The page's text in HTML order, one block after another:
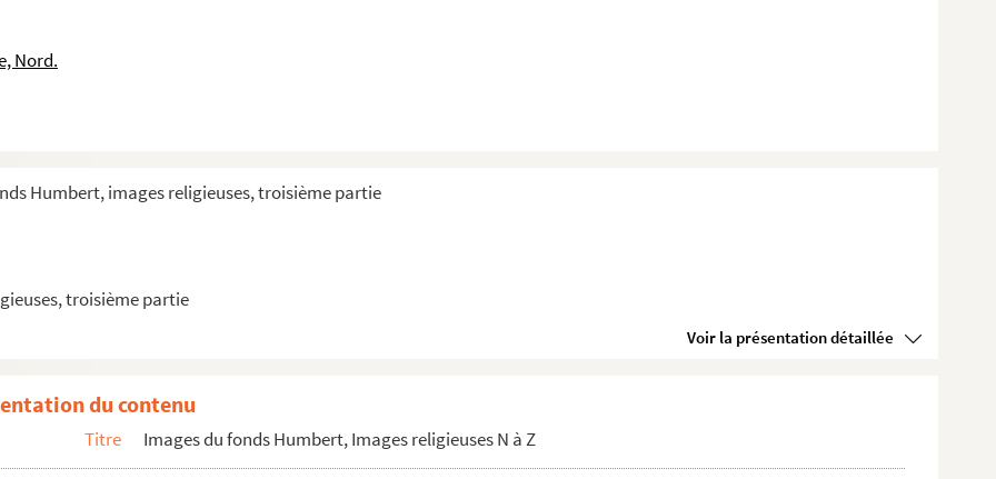
Nord.
Humbert, images religieuses, troisième partie
troisième partie
Voir la présentation détaillée
trouvés
du contenu
Titre Images du fonds Humbert, Images religieuses N à Z